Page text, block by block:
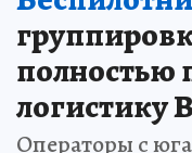
полностью
логистику
Операторы с